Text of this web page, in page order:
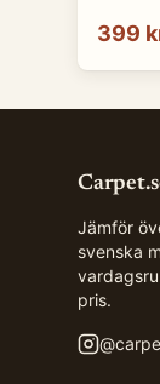
399
Jämför
svenska
pris.
@